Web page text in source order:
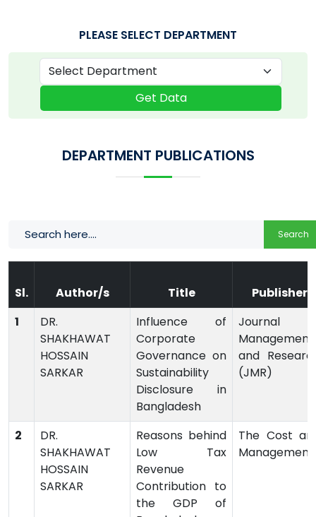
PLEASE SELECT DEPARTMENT
Get Data
DEPARTMENT PUBLICATIONS
Search
Sl. Author/s Title
Publisher
1
DR.
SHAKHAWAT
HOSSAIN
SARKAR
Influence of
Corporate
Governance on
Sustainability
Disclosure in
Bangladesh
Journal
Management
and
(JMR)
2
DR.
SHAKHAWAT
HOSSAIN
SARKAR
Reasons behind
Low Tax
Revenue
Contribution to
the GDP of
The Cost
Management